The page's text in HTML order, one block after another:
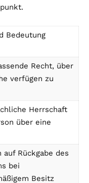
Bedeutung
Recht, über
verfügen zu
Herrschaft
über eine
auf Rückgabe des
bei
Besitz